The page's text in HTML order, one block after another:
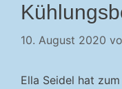
10. August 2020
Ella Seidel hat